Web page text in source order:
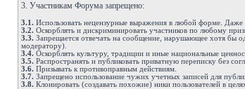
3. Участникам Форума запрещено:
3.1. Использовать нецензурные выражения в любой форме. Даже
3.2. Оскорблять и дискриминировать участников по любому
3.3. Запрещается отвечать на сообщение, нарушающее хотя бы
модератору).
3.4. Оскорблять культуру, традиции и иные национальные
3.5. Распространять и публиковать приватную переписку без
3.6. Призывать к противоправным действиям.
3.7. Запрещено использование чужих учетных записей для
3.8. Клонировать (создавать похожие) ники пользователей в